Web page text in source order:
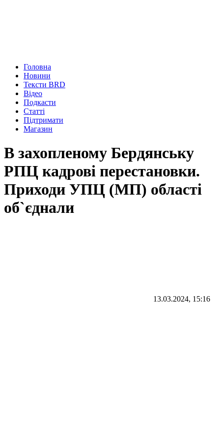
Головна
Новини
Тексти BRD
Відео
Подкасти
Статті
Підтримати
Магазин
В захопленому Бердянську
РПЦ кадрові перестановки.
Приходи УПЦ (МП) області
об`єднали
13.03.2024, 15:16